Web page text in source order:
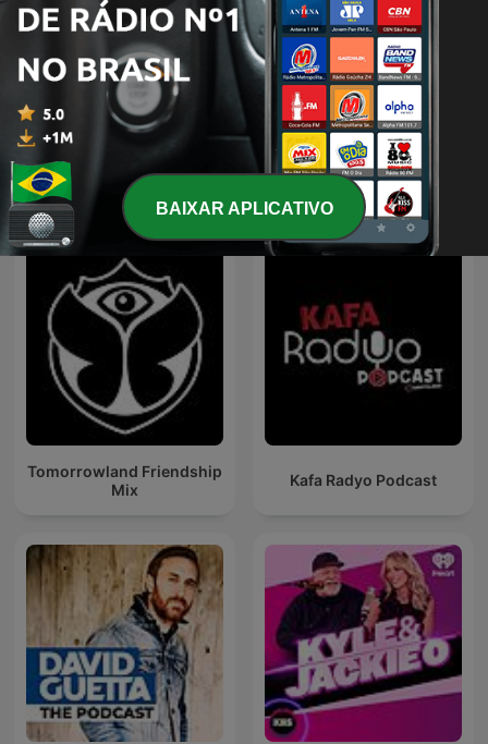
Nuestro flamenco RETROMIX
Podcasts internacionais de Músicas
Tomorrowland Friendship
Mix
Kafa Radyo Podcast
BAIXAR APLICATIVO